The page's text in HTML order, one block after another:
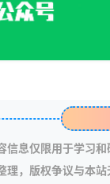
信息仅限用于学习
理，版权争议与本